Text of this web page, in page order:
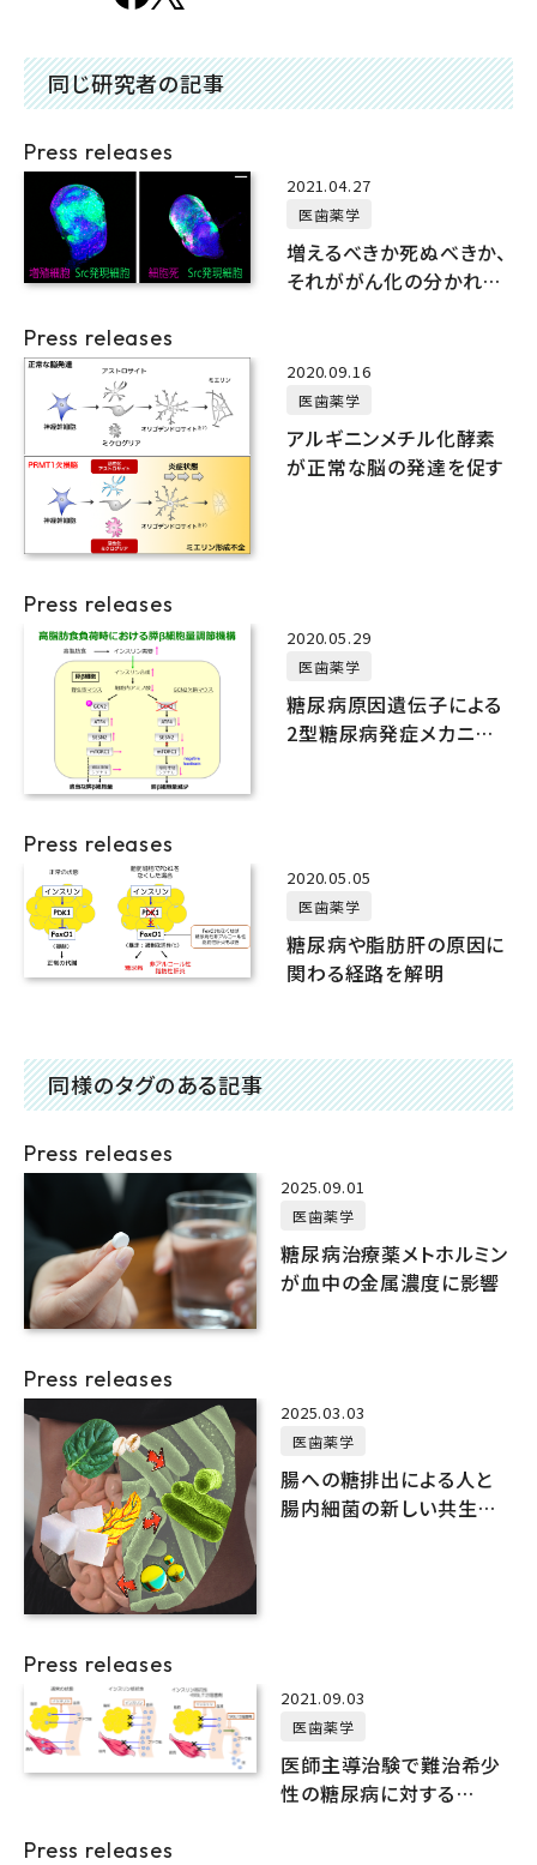
同じ研究者の記事
Press releases
2021.04.27
医歯薬学
増えるべきか死ぬべきか、
それががん化の分かれ道
Press releases
2020.09.16
医歯薬学
アルギニンメチル化酵素
が正常な脳の発達を促す
Press releases
2020.05.29
医歯薬学
糖尿病原因遺伝子による
2型糖尿病発症メカニズ
Press releases
2020.05.05
医歯薬学
糖尿病や脂肪肝の原因に
関わる経路を解明
同様のタグのある記事
Press releases
2025.09.01
医歯薬学
糖尿病治療薬メトホルミン
が血中の金属濃度に影響
Press releases
2025.03.03
医歯薬学
腸への糖排出による人と
腸内細菌の新しい共生関
Press releases
2021.09.03
医歯薬学
医師主導治験で難治希少
性の糖尿病に対する
Press releases